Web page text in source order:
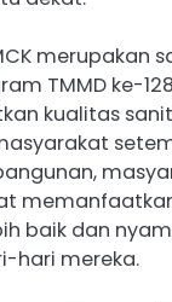
merupakan
TMMD ke-
kualitas
baik dan
hari mereka.